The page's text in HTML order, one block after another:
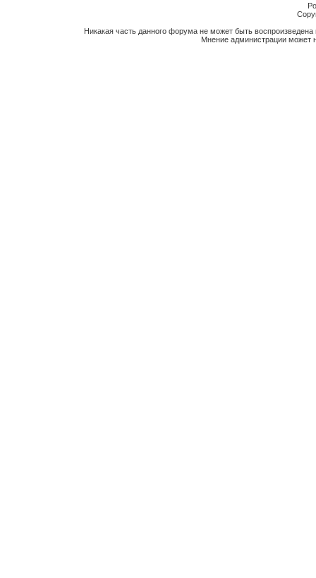
Никакая часть данного форума не может быть
Мнение администрации может